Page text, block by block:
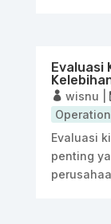
Evaluasi
wisnu
Operation
Evaluasi
penting